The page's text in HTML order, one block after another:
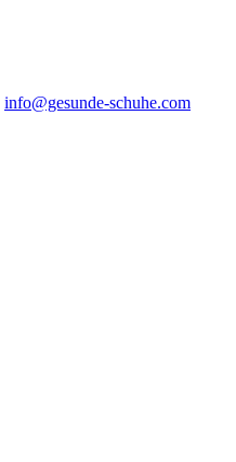
info@gesunde-schuhe.com